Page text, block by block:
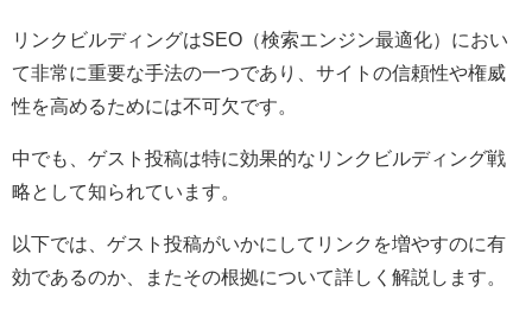
リンクビルディングはSEO（検索エンジン最適化）におい
て非常に重要な手法の一つであり、サイトの信頼性や権威
性を高めるためには不可欠です。
中でも、ゲスト投稿は特に効果的なリンクビルディング戦
略として知られています。
以下では、ゲスト投稿がいかにしてリンクを増やすのに有
効であるのか、またその根拠について詳しく解説します。